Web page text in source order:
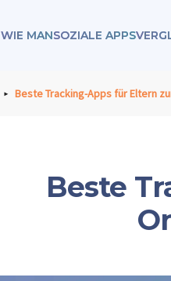
WIE MANSOZIALE APPS
Beste Tracking-Apps für Eltern
Beste